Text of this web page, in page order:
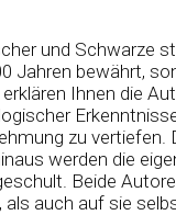
und Schwarze
Jahren bewährt,
Ihnen die
zu
werden die
Beide
als auch auf sie